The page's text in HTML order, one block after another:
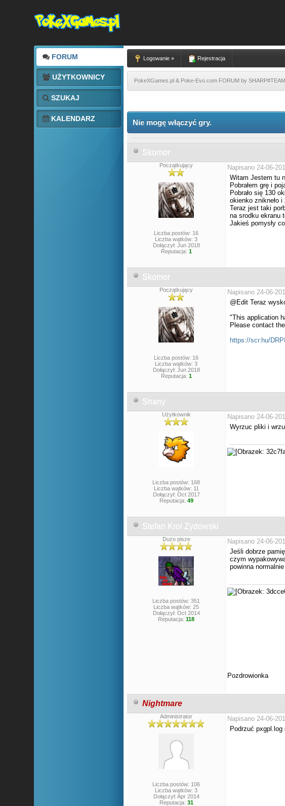
FORUM
UŻYTKOWNICY
SZUKAJ
KALENDARZ
Logowanie » Rejestracja
PokeXGames.pl & Poke-Evo.com FORUM by SHARP#TEAM
0 głosów - średnia: 0
1
2
3
4
5
Nie mogę włączyć gry.
Skomor
Początkujący
Liczba postów: 16
Liczba wątków: 3
Dołączył: Jun 2018
Reputacja: 1
Napisano 24-06-
Witam Jestem tu
Pobrałem grę i
Pobrało się 130
okienko znikneło
Teraz jest taki
na srodku ekranu
Jakieś pomysły
Skomor
Początkujący
Liczba postów: 16
Liczba wątków: 3
Dołączył: Jun 2018
Reputacja: 1
Napisano 24-06-
@Edit Teraz
"This application
Please contact
https://scr.hu/
Shany
Użytkownik
Liczba postów: 168
Liczba wątków: 11
Dołączył: Oct 2017
Reputacja: 49
Napisano 24-06-
Wyrzuc pliki i
Stefan Krol Zydowski
Dużo pisze
Liczba postów: 351
Liczba wątków: 25
Dołączył: Oct 2014
Reputacja:118
Napisano 24-06-
Jeśli dobrze
czym
powinna
Pozdrowionka
Nightmare
Administrator
Liczba postów: 106
Liczba wątków: 3
Dołączył: Apr 2014
Reputacja: 31
Napisano 24-06-
Podrzuć pxgpl.log